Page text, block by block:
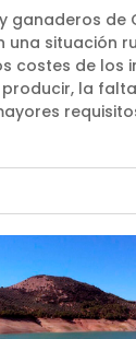
ganaderos de
una situación
costes de los
la